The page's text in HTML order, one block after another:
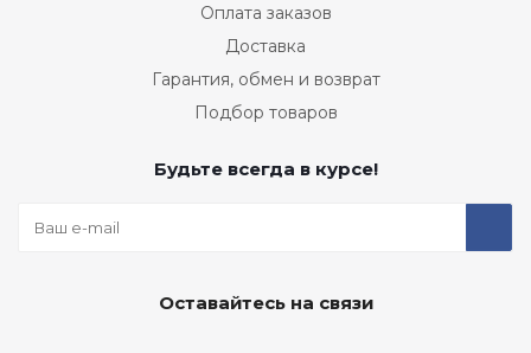
Оплата заказов
Доставка
Гарантия, обмен и возврат
Подбор товаров
Будьте всегда в курсе!
Оставайтесь на связи